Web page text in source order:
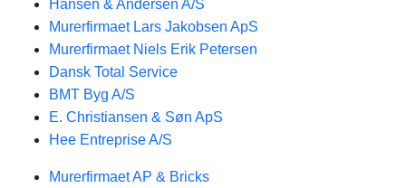
Hansen & Andersen A/S
Murerfirmaet Lars Jakobsen ApS
Murerfirmaet Niels Erik Petersen
Dansk Total Service
BMT Byg A/S
E. Christiansen & Søn ApS
Hee Entreprise A/S
Murerfirmaet AP & Bricks